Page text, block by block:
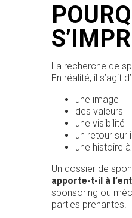
La recherche de
En réalité, il s’agit
une image
des valeurs
une visibilité
un retour sur
une histoire
Un dossier de
apporte-t-il à
sponsoring ou
parties prenantes.